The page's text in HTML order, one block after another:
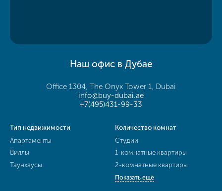
Наш офис в Дубае
Office 1304, The Onyx Tower 1, Dubai
info@buy-dubai.ae
+7(495)431-99-33
Тип недвижимости
Апартаменты
Виллы
Таунхаусы
Количество комнат
Студии
1-комнатные квартиры
2-комнатные квартиры
Показать ещё